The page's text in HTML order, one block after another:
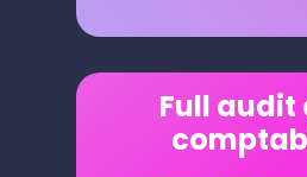
Full audit
Full audit